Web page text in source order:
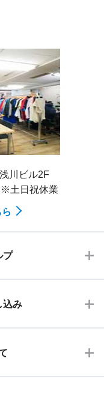
川ビル2F
※土日祝休業
プ
込み